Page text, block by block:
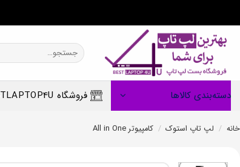
content
جستجو
برای:
دسته‌بندی کالاها فروشگاه BESTLAPTOP4U
خانه / لپ تاپ استوک / کامپیوتر All in One